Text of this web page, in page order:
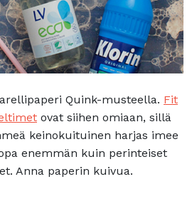
Quink-musteella. Fit
ovat siihen omiaan, sillä
keinokuituinen harjas imee
enemmän kuin perinteiset
Anna paperin kuivua.